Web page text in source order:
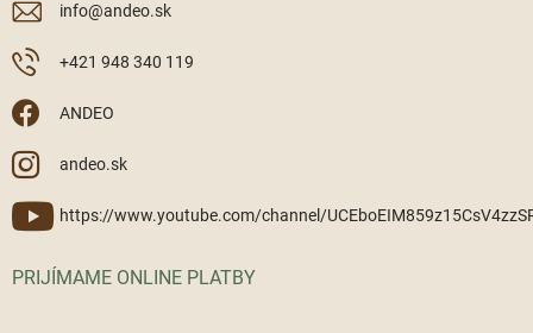
info@andeo.sk
+421 948 340 119
ANDEO
andeo.sk
https://www.youtube.com/channel/
PRIJÍMAME ONLINE PLATBY